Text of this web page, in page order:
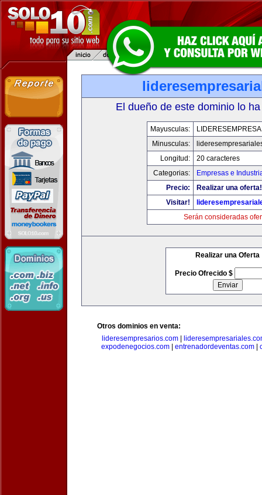
El dueño de este dominio lo
Mayusculas:
Minusculas:
Longitud:
20 caracteres
Categorias:
Empresas e
Precio:
Realizar una oferta!
Visitar!
Serán consideradas
Realizar una Oferta
Precio Ofrecido $
Otros dominios en venta:
lideresempresarios.com|
expodenegocios.com
entrenadordeventas.com